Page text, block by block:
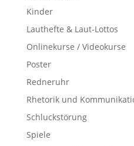
Kinder
Lauthefte & Laut-Lottos
Onlinekurse / Videokurse
Poster
Redneruhr
Rhetorik und
Schluckstörung
Spiele